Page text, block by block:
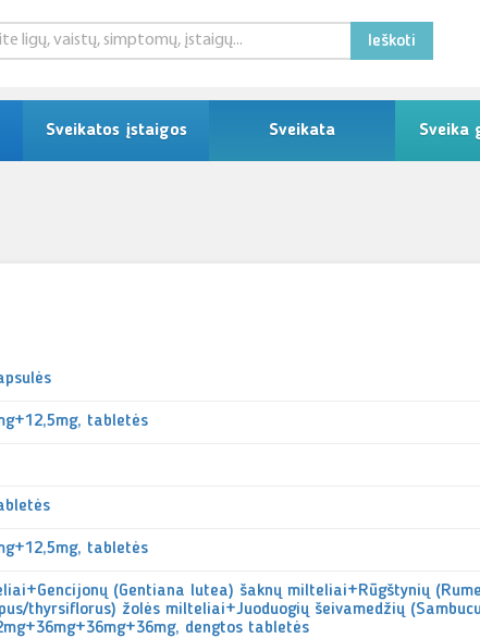
Ieškoti
Sveikatos įstaigos Sveikata Sveika
tabletės
tabletės
(Gentiana lutea) šaknų milteliai+Rūgštynių
thyrsiflorus) žolės milteliai+Juoduogių šeivamedžių
dengtos tabletės